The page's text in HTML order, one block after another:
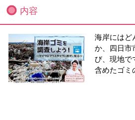
内容
海岸にはど
か、四日市
び、現地で
含めたゴミ